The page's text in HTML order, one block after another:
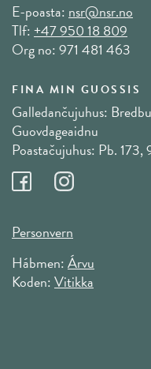
E-poasta:nsr@nsr.no
Tlf:+47 950 18 809
Org no: 971 481 463
FINA MIN GUOSSIS
Galledančujuhus:
Guovdageaidnu
Poastačujuhus: Pb. 173,
Personvern
Hábmen:Árvu
Koden:Vitikka